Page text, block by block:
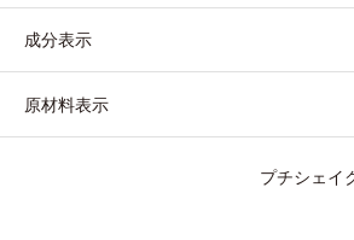
* ビタミンA、B1、B2、B6、B12、C、D、
各商品の詳しい情報は商品ページをご覧く
成分表示
原材料表示
プチシェイ